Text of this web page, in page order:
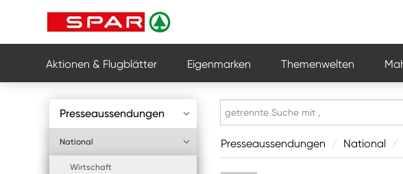
Aktionen & Flugblätter Eigenmarken Themenwelten
Presseaussendungen
National
Wirtschaft
Presseaussendungen / National /